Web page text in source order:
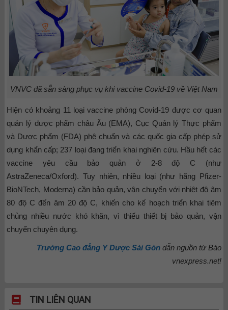
VNVC đã sẵn sàng phục vụ khi vaccine Covid-19 về Việt Nam
Hiện có khoảng 11 loại vaccine phòng Covid-19 được cơ quan
quản lý dược phẩm châu Âu (EMA), Cục Quản lý Thực phẩm
và Dược phẩm (FDA) phê chuẩn và các quốc gia cấp phép sử
dụng khẩn cấp; 237 loại đang triển khai nghiên cứu. Hầu hết các
vaccine yêu cầu bảo quản ở 2-8 độ C (như
AstraZeneca/Oxford). Tuy nhiên, nhiều loại (như hãng Pfizer-
BioNTech, Moderna) cần bảo quản, vận chuyển với nhiệt độ âm
80 độ C đến âm 20 độ C, khiến cho kế hoạch triển khai tiêm
chủng nhiều nước khó khăn, vì thiếu thiết bị bảo quản, vận
chuyển chuyên dụng.
Trường Cao đẳng Y Dược Sài Gòndẫn nguồn từ Báo
vnexpress.net!
TIN LIÊN QUAN